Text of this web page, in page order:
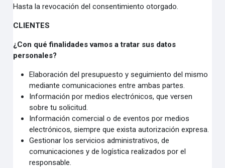
Hasta la revocación del consentimiento otorgado.
CLIENTES
¿Con qué finalidades vamos a tratar sus datos
personales?
Elaboración del presupuesto y seguimiento del mismo
mediante comunicaciones entre ambas partes.
Información por medios electrónicos, que versen
sobre tu solicitud.
Información comercial o de eventos por medios
electrónicos, siempre que exista autorización expresa.
Gestionar los servicios administrativos, de
comunicaciones y de logística realizados por el
responsable.